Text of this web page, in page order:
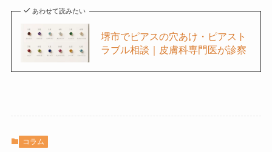
あわせて読みたい
堺市でピアスの穴あけ・ピアスト
ラブル相談｜皮膚科専門医が診察
コラム